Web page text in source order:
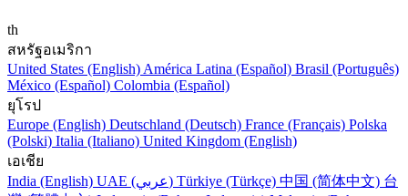
th
สหรัฐอเมริกา
United States (English) América Latina (Español) Brasil (Português)
México (Español) Colombia (Español)
ยุโรป
Europe (English) Deutschland (Deutsch) France (Français) Polska
(Polski) Italia (Italiano) United Kingdom (English)
เอเชีย
India (English)
UAE (عربي) Türkiye (Türkçe) 中国 (简体中文) 台